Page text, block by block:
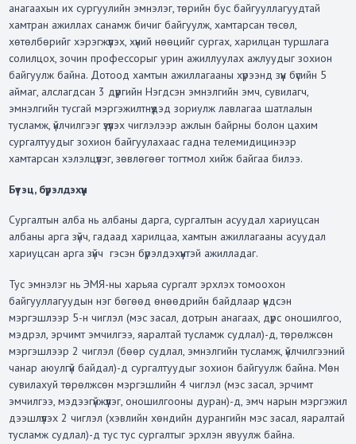
анагаахын их сургуулийн эмнэлэг, төрийн бус байгууллагуудтай
хамтран ажиллах санамж бичиг байгуулж, хамтарсан төсөл,
хөтөлбөрийг хэрэгжүүлэх, хүний нөөцийг сургах, харилцан туршлага
солилцох, зочин профессорыг урин ажиллуулах ажлуудыг зохион
байгуулж байна. Дотоод хамтын ажиллагааны хүрээнд зүүн бүсийн 5
аймаг, алслагдсан 3 дүүргийн Нэгдсэн эмнэлгийн эмч, сувилагч,
эмнэлгийн тусгай мэргэжилтнүүдэд зориулж лавлагаа шатлалын
тусламж, үйлчилгээг үзүүлэх чиглэлээр ажлын байрны болон цахим
сургалтуудыг зохион байгуулахаас гадна телемидицинээр
хамтарсан хэлэлцүүлэг, зөвлөгөөг тогтмол хийж байгаа билээ.
Бүтэц, бүрэлдэхүүн
Сургалтын алба нь албаны дарга, сургалтын асуудал хариуцсан
албаны арга зүйч, гадаад харилцаа, хамтын ажиллагааны асуудал
хариуцсан арга зүйч гэсэн бүрэлдэхүүнтэй ажилладаг.
Тус эмнэлэг нь ЭМЯ-ны харьяа сургалт эрхлэх томоохон
байгууллагуудын нэг бөгөөд өнөөдрийн байдлаар үндсэн
мэргэшлээр 5-н чиглэл (мэс засал, дотрын анагаах, дүрс оношилгоо,
мэдрэл, эрчимт эмчилгээ, яаралтай тусламж судлал)-д, төрөлжсөн
мэргэшлээр 2 чиглэл (бөөр судлал, эмнэлгийн тусламж, үйлчилгээний
чанар аюулгүй байдал)-д сургалтуудыг зохион байгуулж байна. Мөн
сувилахуй төрөлжсөн мэргэшлийн 4 чиглэл (мэс засал, эрчимт
эмчилгээ, мэдээгүйжүүлэг, оношилгооны дуран)-д, эмч нарын мэргэжил
дээшлүүлэх 2 чиглэл (хэвлийн хөндийн дурангийн мэс засал, яаралтай
тусламж судлал)-д тус тус сургалтыг эрхлэн явуулж байна.